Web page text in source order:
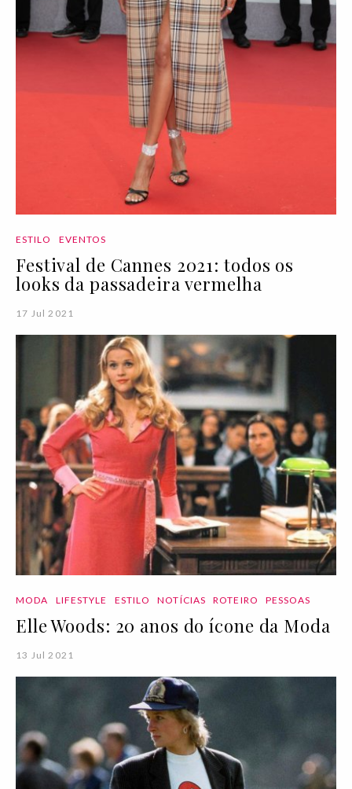
ESTILO EVENTOS
Festival de Cannes 2021: todos os
looks da passadeira vermelha
17 Jul 2021
MODA LIFESTYLE ESTILO NOTÍCIAS ROTEIRO PESSOAS
Elle Woods: 20 anos do ícone da Moda
13 Jul 2021